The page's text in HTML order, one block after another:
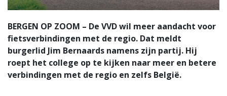
BERGEN OP ZOOM – De VVD wil meer aandacht voor
fietsverbindingen met de regio. Dat meldt
burgerlid Jim Bernaards namens zijn partij. Hij
roept het college op te kijken naar meer en betere
verbindingen met de regio en zelfs België.